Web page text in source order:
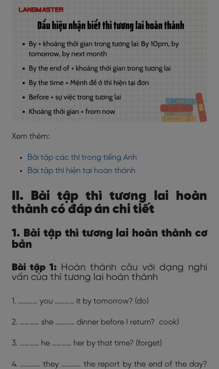
Xem thêm:
Bài tập các thì trong tiếng Anh
Bài tập thì hiện tại hoàn thành
II. Bài tập thì tương lai hoàn
thành có đáp án chi tiết
1. Bài tập thì tương lai hoàn thành cơ
bản
Bài tập 1: Hoàn thành câu với dạng nghi
vấn của thì tương lai hoàn thành
1. ………… you ………… it by tomorrow? (do)
2. ………… she ………… dinner before I return? cook)
3. ………… he ………… her by that time? (forget)
4. ………… they ………… the report by the end of the day?